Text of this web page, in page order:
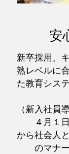
安
新卒採用、
熟レベルに
た教育シス
（新入社員
４月１日
から社会人
のマナー